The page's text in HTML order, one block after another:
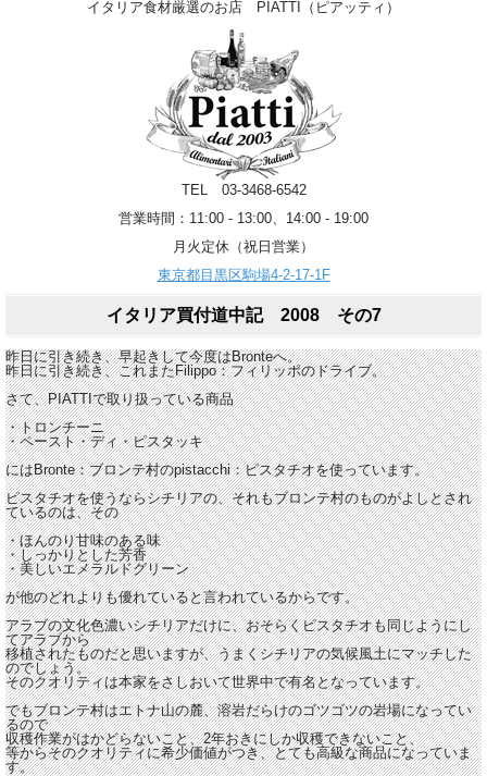
イタリア食材厳選のお店 PIATTI（ピアッティ）
TEL 03-3468-6542
営業時間：11:00 - 13:00、14:00 - 19:00
月火定休（祝日営業）
東京都目黒区駒場4-2-17-1F
イタリア買付道中記 2008 その7
昨日に引き続き、早起きして今度はBronteへ。
昨日に引き続き、これまたFilippo：フィリッポのドライブ。
さて、PIATTIで取り扱っている商品
・トロンチーニ
・ペースト・ディ・ピスタッキ
にはBronte：ブロンテ村のpistacchi：ピスタチオを使っています。
ピスタチオを使うならシチリアの、それもブロンテ村のものがよしとされ
ているのは、その
・ほんのり甘味のある味
・しっかりとした芳香
・美しいエメラルドグリーン
が他のどれよりも優れていると言われているからです。
アラブの文化色濃いシチリアだけに、おそらくピスタチオも同じようにし
てアラブから
移植されたものだと思いますが、うまくシチリアの気候風土にマッチした
のでしょう。
そのクオリティは本家をさしおいて世界中で有名となっています。
でもブロンテ村はエトナ山の麓、溶岩だらけのゴツゴツの岩場になってい
るので
収穫作業がはかどらないこと、2年おきにしか収穫できないこと、
等からそのクオリティに希少価値がつき、とても高級な商品になっていま
す。